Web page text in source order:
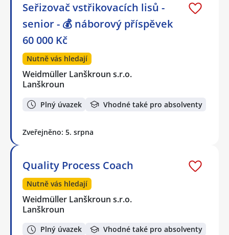
Seřizovač vstřikovacích lisů -
senior - 💰 náborový příspěvek
60 000 Kč
Nutně vás hledají
Weidmüller Lanškroun s.r.o.
Lanškroun
Plný úvazek Vhodné také pro absolventy
Zveřejněno: 5. srpna
Quality Process Coach
Nutně vás hledají
Weidmüller Lanškroun s.r.o.
Lanškroun
Plný úvazek Vhodné také pro absolventy